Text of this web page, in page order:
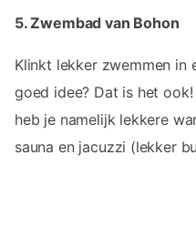
5. Zwembad van Bohon
Klinkt lekker zwemmen in
goed idee? Dat is het
heb je namelijk lekkere
sauna en jacuzzi (lekker